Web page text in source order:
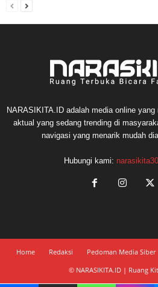
NARASIKITA.ID adalah media online
aktual yang sedang trending di
navigasi yang menarik mudah
Hubungi kami:
Home Redaksi Pedoman Media Siber
© NARASIKITA.ID | Ruang